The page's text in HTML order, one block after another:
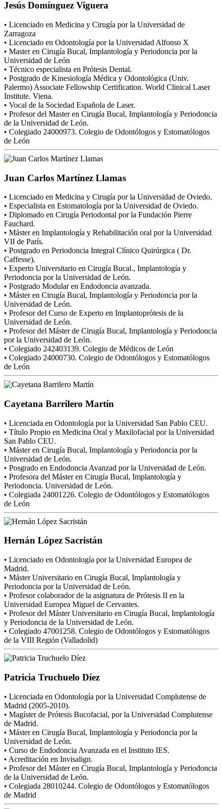
Jesús Domínguez Viguera
• Licenciado en Medicina y Cirugía por la Universidad de
Zarragoza
• Licenciado en Odontología por la Universidad Alfonso X
• Master en Cirugía Bucal, Implantología y Periodoncia por la
Universidad de León
• Técnico especialista en Prótesis Dental.
• Postgrado de Kinesiología Médica y Odontológica (Univ.
Palermo) Associate Fellowship Certification. World Clinical Laser
Institute. Viena.
• Vocal de la Sociedad Española de Laser.
• Profesor del Master en Cirugía Bucal, Implantología y Periodoncia
de la Universidad de León.
• Colegiado 24000973. Colegio de Odontólogos y Estomatólogos
de León
Juan Carlos Martínez Llamas
• Licenciado en Medicina y Cirugía por la Universidad de Oviedo.
• Especialista en Estomatología por la Universidad de Oviedo.
• Diplomado en Cirugía Periodontal por la Fundación Pierre
Fauchard.
• Máster en Implantología y Rehabilitación oral por la Universidad
VII de París.
• Postgrado en Periodoncia Integral Clínico Quirúrgica ( Dr.
Caffesse).
• Experto Universitario en Cirugía Bucal., Implantología y
Periodoncia por la Universidad de León.
• Postgrado Modular en Endodoncia avanzada.
• Máster en Cirugía Bucal, Implantología y Periodoncia por la
Universidad de León.
• Profesor del Curso de Experto en Implantoprótesis de la
Universidad de León.
• Profesor del Máster de Cirugía Bucal, Implantología y Periodoncia
por la Universidad de León.
• Colegiado 242403139. Colegio de Médicos de León
• Colegiado 24000730. Colegio de Odontólogos y Estomatólogos
de León
Cayetana Barrilero Martín
• Licenciada en Odontología por la Universidad San Pablo CEU.
• Título Propio en Medicina Oral y Maxilofacial por la Universidad
San Pablo CEU.
• Máster en Cirugía Bucal, Implantología y Periodoncia por la
Universidad de León.
• Posgrado en Endodoncia Avanzad por la Universidad de León.
• Profesora del Máster en Cirugía Bucal, Implantología y
Periodoncia. Universidad de León.
• Colegiada 24001226. Colegio de Odontólogos y Estomatólogos
de León
Hernán López Sacristán
• Licenciado en Odontología por la Universidad Europea de
Madrid.
• Máster Universitario en Cirugía Bucal, Implantología y
Periodoncia por la Universidad de León.
• Profesor colaborador de la asignatura de Prótesis II en la
Universidad Europea Miguel de Cervantes.
• Profesor del Máster Universitario en Cirugía Bucal, Implantología
y Periodoncia de la Universidad de León.
• Colegiado 47001258. Colegio de Odontólogos y Estomatólogos
de la VIII Región (Valladolid)
Patricia Truchuelo Díez
• Licenciada en Odontología por la Universidad Complutense de
Madrid (2005-2010).
• Magíster de Prótesis Bucofacial, por la Universidad Complutense
de Madrid.
• Máster en Cirugía Bucal, Implantología y Periodoncia por la
Universidad de León.
• Curso de Endodoncia Avanzada en el Instituto IES.
• Acreditación en Invisalign.
• Profesor del Máster en Cirugía Bucal, Implantología y Periodoncia
de la Universidad de León.
• Colegiada 28010244. Colegio de Odontólogos y Estomatólogos
de Madrid